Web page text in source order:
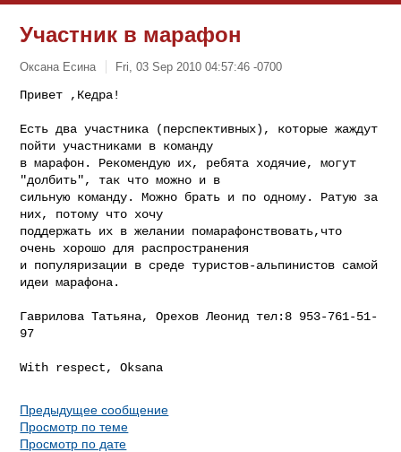
Участник в марафон
Оксана Есина Fri, 03 Sep 2010 04:57:46 -0700
Привет ,Кедра!
Есть два участника (перспективных), которые жаждут
пойти участниками в команду
в марафон. Рекомендую их, ребята ходячие, могут
"долбить", так что можно и в
сильную команду. Можно брать и по одному. Ратую за
них, потому что хочу
поддержать их в желании помарафонствовать,что
очень хорошо для распространения
и популяризации в среде туристов-альпинистов самой
идеи марафона.
Гаврилова Татьяна, Орехов Леонид тел:8 953-761-51-
97
Предыдущее сообщение
Просмотр по теме
Просмотр по дате